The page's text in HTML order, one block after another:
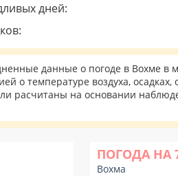
дней:
данные о погоде в Вохме в
о температуре воздуха, осадках,
расчитаны на основании
ПОГОДА НА
Вохма